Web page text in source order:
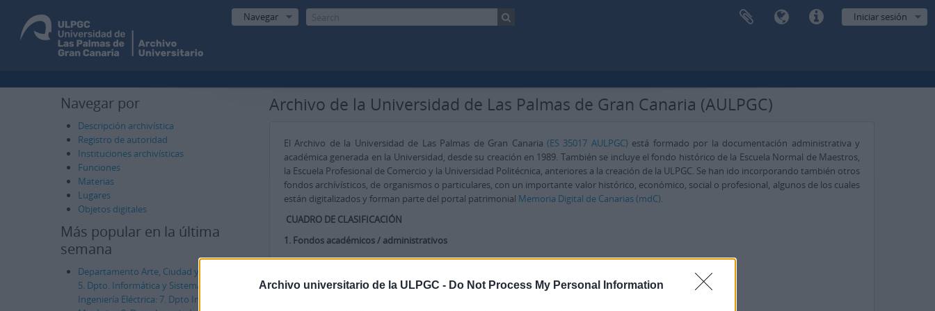
Archivo universitario de la ULPGC - Do Not Process My Personal Information
Iniciar sesión
Navegar
Navegar por
Descripción archivística
Registro de autoridad
Instituciones archivísticas
Funciones
Materias
Lugares
Objetos digitales
Más popular en la última
semana
Departamento Arte, Ciudad y Territorio:
5. Dpto. Informática y Sistemas: 6. Dpto.
Ingeniería Eléctrica: 7. Dpto Ingeniería
Archivo de la Universidad de Las Palmas de Gran Canaria (AULPGC)
El Archivo de la Universidad de Las Palmas de Gran Canaria (ES 35017 AULPGC) está formado por la documentación administrativa y
académica generada en la Universidad, desde su creación en 1989. También se incluye el fondo histórico de la Escuela Normal de Maestros,
la Escuela Profesional de Comercio y la Universidad Politécnica, anteriores a la creación de la ULPGC. Se han ido incorporando también otros
fondos archívísticos, de organismos o particulares, con un importante valor histórico, económico, social o profesional, algunos de los cuales
están digitalizados y forman parte del portal patrimonial Memoria Digital de Canarias (mdC).
CUADRO DE CLASIFICACIÓN
1. Fondos académicos / administrativos
1.1.Archivo General de la ULPGC (AG)
1.2.Escuela Normal de Maestros de Las Palmas (EN)